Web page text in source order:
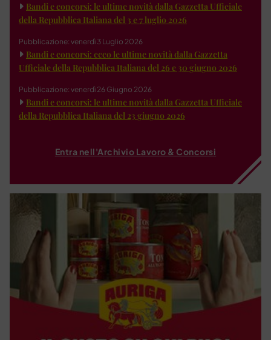
Bandi e concorsi: le ultime novità dalla Gazzetta Ufficiale
della Repubblica Italiana del 3 e 7 luglio 2026
Pubblicazione: venerdì 3 Luglio 2026
Bandi e concorsi: ecco le ultime novità dalla Gazzetta
Ufficiale della Repubblica Italiana del 26 e 30 giugno 2026
Pubblicazione: venerdì 26 Giugno 2026
Bandi e concorsi: le ultime novità dalla Gazzetta Ufficiale
della Repubblica Italiana del 23 giugno 2026
Entra nell'Archivio Lavoro & Concorsi